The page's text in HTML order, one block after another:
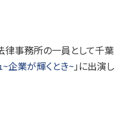
律事務所の一員として千葉
~企業が輝くとき~ 」に出演し